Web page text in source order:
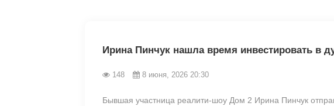
Ирина Пинчук нашла время инвестировать в
148 8 июня, 2026 20:30
Бывшая участница реалити-шоу Дом 2 Ирина Пинчук